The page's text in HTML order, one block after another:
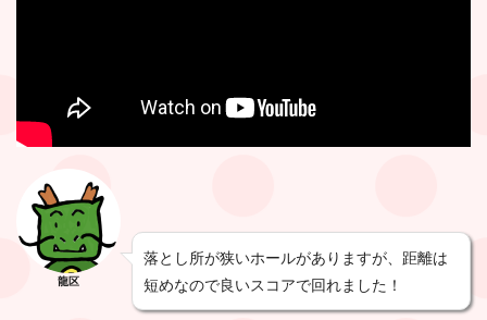
龍区
落とし所が狭いホールがありますが、距離は
短めなので良いスコアで回れました！